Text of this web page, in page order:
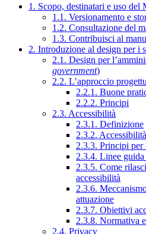
1. Scopo, destinatari e uso del
1.1. Versionamento e
1.2. Consultazione del
1.3. Contribuisci al
2. Introduzione al design per i
2.1. Design per
government)
2.2. L’approccio
2.2.1. Buone
2.2.2. Principi
2.3. Accessibilità
2.3.1. Definizione
2.3.2.
2.3.3. Principi per
2.3.4. Linee
2.3.5. Come
accessibilità
2.3.6.
attuazione
2.3.7. Obiettivi
2.3.8. Normativa
2.4. Privacy